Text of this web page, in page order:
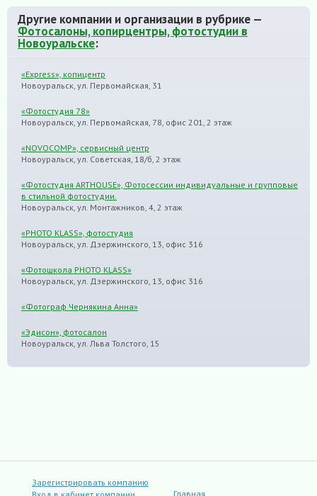
Другие компании и организации в рубрике —
Фотосалоны, копирцентры, фотостудии в
Новоуральске:
«Express», копицентр
Новоуральск, ул. Первомайская, 31
«Фотостудия 78»
Новоуральск, ул. Первомайская, 78, офис 201, 2 этаж
«NOVOCOMP», сервисный центр
Новоуральск, ул. Советская, 18/б, 2 этаж
«Фотостудия ARTHOUSE», Фотосессии индивидуальные и групповые
в стильной фотостудии.
Новоуральск, ул. Монтажников, 4, 2 этаж
«PHOTO KLASS», фотостудия
Новоуральск, ул. Дзержинского, 13, офис 316
«Фотошкола PHOTO KLASS»
Новоуральск, ул. Дзержинского, 13, офис 316
«Фотограф Чернякина Анна»
«Эдисон», фотосалон
Новоуральск, ул. Льва Толстого, 15
Зарегистрировать компанию
Главная